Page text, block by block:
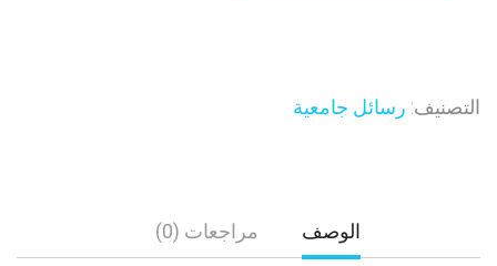
التصنيف: رسائل جامعية
الوصف مراجعات (0)